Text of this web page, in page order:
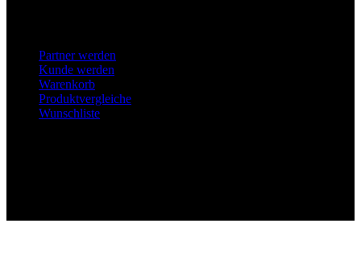
Partner werden
Kunde werden
Warenkorb
Produktvergleiche
Wunschliste